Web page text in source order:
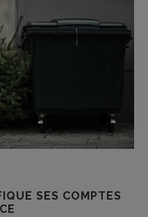
SES COMPTES